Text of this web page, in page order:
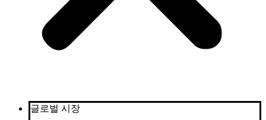
글로벌 시장